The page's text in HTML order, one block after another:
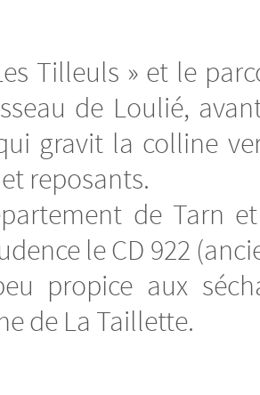
Tilleuls » et le
de Loulié,
gravit la colline
reposants.
de Tarn
le CD 922
propice aux
de La Taillette.